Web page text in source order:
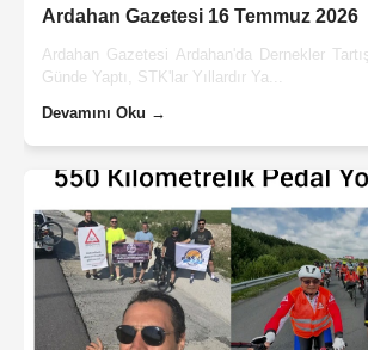
Ardahan Gazetesi 16 Temmuz 2026
Ardahan Gazetesi Ardahan'da Dernekler
Günde Yaptı, STK'lar Yıllardır Ya...
Devamını Oku →